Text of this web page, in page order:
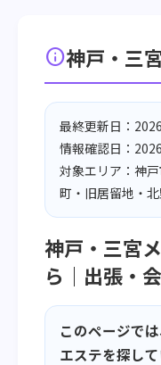
info神戸・三
最終更新日：
情報確認日：
対象エリア：神
町・旧居留地・
神戸・三宮
ら｜出張・
このページで
エステを探し